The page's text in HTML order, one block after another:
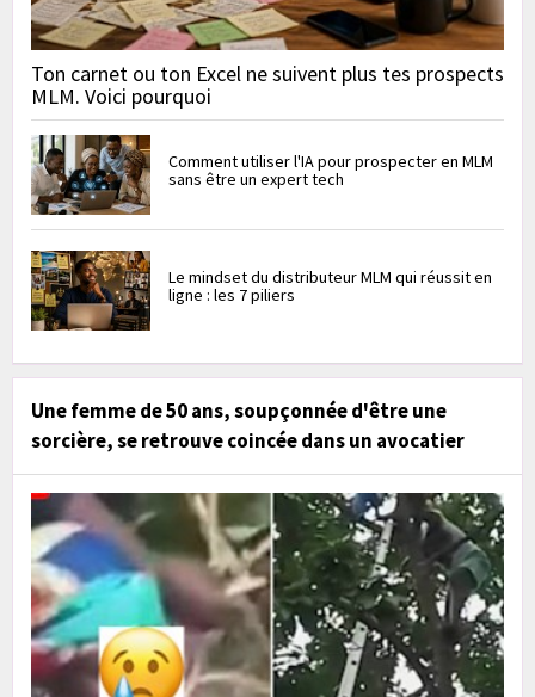
Ton carnet ou ton Excel ne suivent plus tes prospects
MLM. Voici pourquoi
Comment utiliser l'IA pour prospecter en MLM
sans être un expert tech
Le mindset du distributeur MLM qui réussit en
ligne : les 7 piliers
Une femme de 50 ans, soupçonnée d'être une
sorcière, se retrouve coincée dans un avocatier